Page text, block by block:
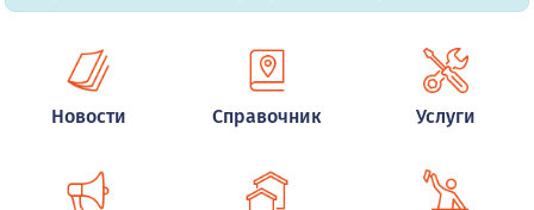
Новости Справочник Услуги